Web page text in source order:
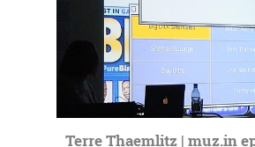
Terre Thaemlitz | muz.in